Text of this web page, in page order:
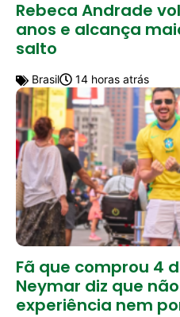
Rebeca Andrade
anos e alcança
salto
Brasil 14 horas atrás
Fã que comprou 4
Neymar diz que
experiência nem